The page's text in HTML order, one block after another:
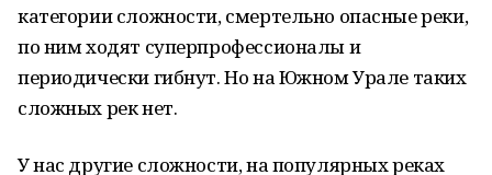
категории сложности, смертельно опасные реки,
по ним ходят суперпрофессионалы и
периодически гибнут. Но на Южном Урале таких
сложных рек нет.
У нас другие сложности, на популярных реках